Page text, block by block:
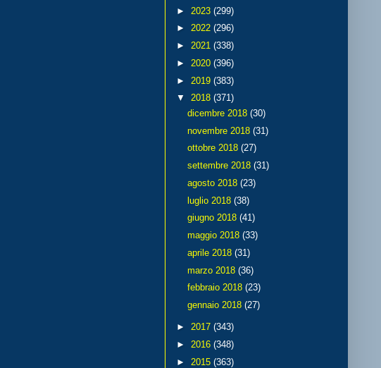
► 2023 (299)
► 2022 (296)
► 2021 (338)
► 2020 (396)
► 2019 (383)
▼ 2018 (371)
dicembre 2018 (30)
novembre 2018 (31)
ottobre 2018 (27)
settembre 2018 (31)
agosto 2018 (23)
luglio 2018 (38)
giugno 2018 (41)
maggio 2018 (33)
aprile 2018 (31)
marzo 2018 (36)
febbraio 2018 (23)
gennaio 2018 (27)
► 2017 (343)
► 2016 (348)
► 2015 (363)